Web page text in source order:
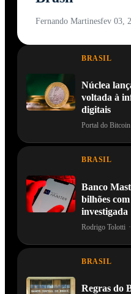
Fernando Martinesfev 03,
BRASIL
Núclea
voltada à
digitais
Portal do Bitcoin
BRASIL
Banco
bilhões
investigada
Rodrigo Tolotti ·
BRASIL
Regras do